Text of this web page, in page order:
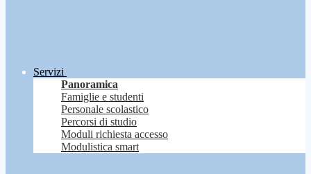
Servizi
Panoramica
Famiglie e studenti
Personale scolastico
Percorsi di studio
Moduli richiesta accesso
Modulistica smart